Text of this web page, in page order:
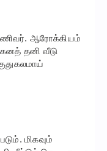
பணிவர். ஆரோக்கியம்
தனி வீடு
மிகவும்